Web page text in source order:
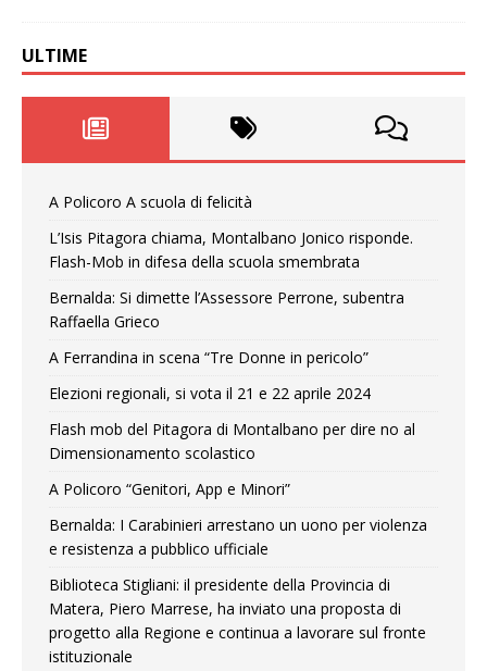
ULTIME
A Policoro A scuola di felicità
L’Isis Pitagora chiama, Montalbano Jonico risponde.
Flash-Mob in difesa della scuola smembrata
Bernalda: Si dimette l’Assessore Perrone, subentra
Raffaella Grieco
A Ferrandina in scena “Tre Donne in pericolo”
Elezioni regionali, si vota il 21 e 22 aprile 2024
Flash mob del Pitagora di Montalbano per dire no al
Dimensionamento scolastico
A Policoro “Genitori, App e Minori”
Bernalda: I Carabinieri arrestano un uono per violenza
e resistenza a pubblico ufficiale
Biblioteca Stigliani: il presidente della Provincia di
Matera, Piero Marrese, ha inviato una proposta di
progetto alla Regione e continua a lavorare sul fronte
istituzionale